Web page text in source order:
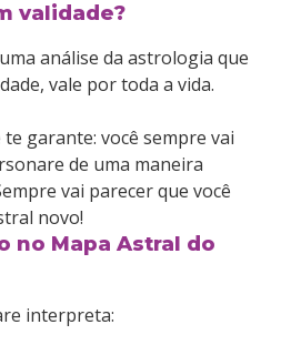
validade?
análise da astrologia que
vale por toda a vida.
garante: você sempre vai
de uma maneira
vai parecer que você
novo!
no Mapa Astral do
interpreta: